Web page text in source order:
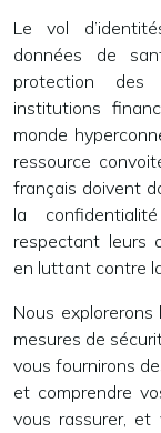
Le vol
données de
protection des
institutions
monde
ressource
français doivent
la
respectant leurs
en luttant contre
Nous
mesures de
vous fournirons
et comprendre
vous rassurer, et